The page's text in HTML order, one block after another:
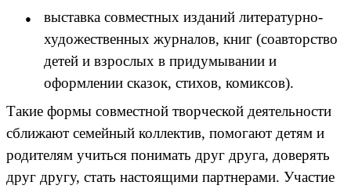
выставка совместных изданий литературно-
художественных журналов, книг (соавторство
детей и взрослых в придумывании и
оформлении сказок, стихов, комиксов).
Такие формы совместной творческой деятельности
сближают семейный коллектив, помогают детям и
родителям учиться понимать друг друга, доверять
друг другу, стать настоящими партнерами. Участие